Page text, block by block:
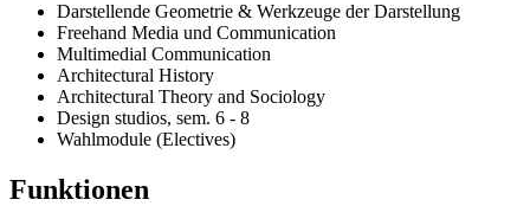
Darstellende Geometrie & Werkzeuge der Darstellung
Freehand Media und Communication
Multimedial Communication
Architectural History
Architectural Theory and Sociology
Design studios, sem. 6 - 8
Wahlmodule (Electives)
Funktionen